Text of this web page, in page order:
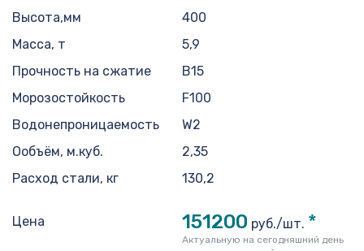
Высота,мм
400
Масса, т
5,9
Прочность на сжатие
B15
Морозостойкость
F100
Водонепроницаемость
W2
Ообъём, м.куб.
2,35
Расход стали, кг
130,2
Цена 151200 руб./шт. *
Актуальную на сегодняшний день